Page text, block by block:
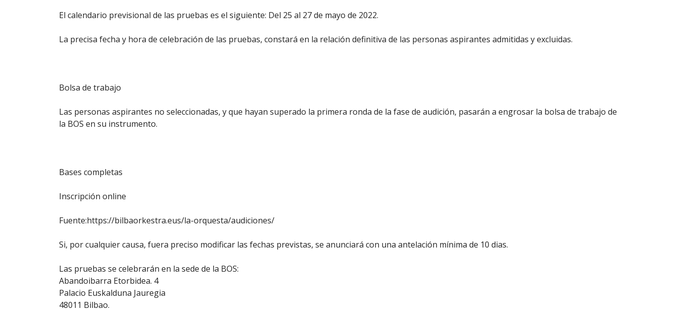
El calendario previsional de las pruebas es el siguiente: Del 25 al 27 de mayo de 2022.
La precisa fecha y hora de celebración de las pruebas, constará en la relación definitiva de las personas aspirantes admitidas y excluidas.
Bolsa de trabajo
Las personas aspirantes no seleccionadas, y que hayan superado la primera ronda de la fase de audición, pasarán a engrosar la bolsa de trabajo de
la BOS en su instrumento.
Bases completas
Inscripción online
Fuente:https://bilbaorkestra.eus/la-orquesta/audiciones/
Si, por cualquier causa, fuera preciso modificar las fechas previstas, se anunciará con una antelación mínima de 10 dias.
Las pruebas se celebrarán en la sede de la BOS:
Abandoibarra Etorbidea. 4
Palacio Euskalduna Jauregia
48011 Bilbao.